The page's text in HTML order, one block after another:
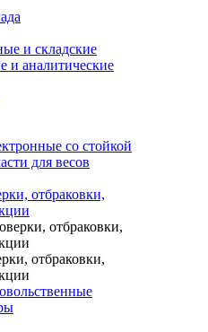
и складские
и аналитические
со стойкой
для весов
отбраковки,
отбраковки,
отбраковки,